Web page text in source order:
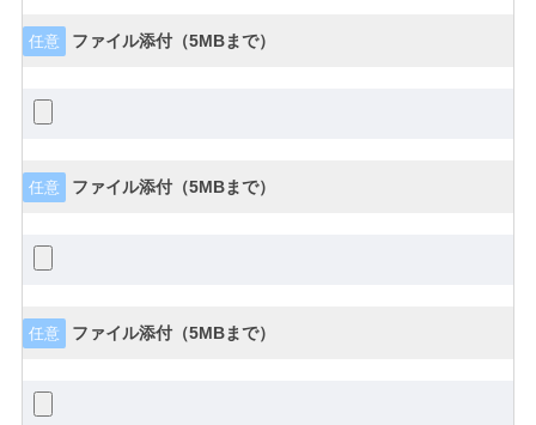
任意 ファイル添付（5MBまで）
任意 ファイル添付（5MBまで）
任意 ファイル添付（5MBまで）